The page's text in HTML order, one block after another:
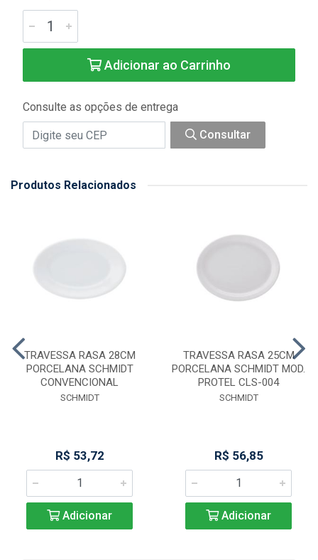
Adicionar ao Carrinho
Consulte as opções de entrega
Consultar
Produtos Relacionados
TRAVESSA RASA 28CM
PORCELANA SCHMIDT
CONVENCIONAL
SCHMIDT
R$ 53,72
Adicionar
TRAVESSA RASA 25CM
PORCELANA SCHMIDT MOD.
PROTEL CLS-004
SCHMIDT
R$ 56,85
Adicionar